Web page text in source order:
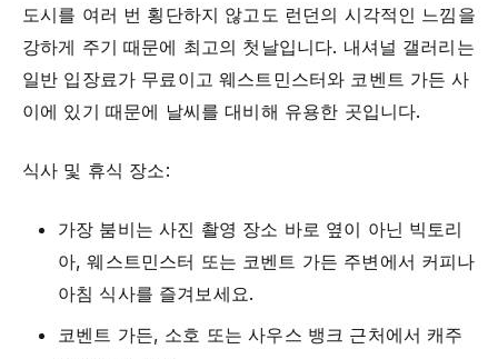
도시를 여러 번 횡단하지 않고도 런던의 시각적인 느낌을
강하게 주기 때문에 최고의 첫날입니다. 내셔널 갤러리는
일반 입장료가 무료이고 웨스트민스터와 코벤트 가든 사
이에 있기 때문에 날씨를 대비해 유용한 곳입니다.
식사 및 휴식 장소:
가장 붐비는 사진 촬영 장소 바로 옆이 아닌 빅토리
아, 웨스트민스터 또는 코벤트 가든 주변에서 커피나
아침 식사를 즐겨보세요.
코벤트 가든, 소호 또는 사우스 뱅크 근처에서 캐주